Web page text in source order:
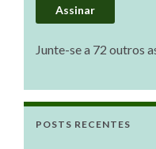
Assinar
Junte-se a 72 outros
POSTS RECENTES